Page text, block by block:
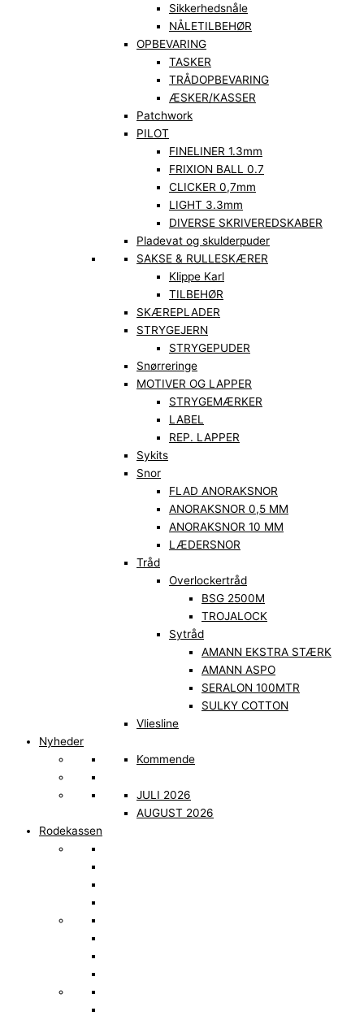
Sikkerhedsnåle
NÅLETILBEHØR
OPBEVARING
TASKER
TRÅDOPBEVARING
ÆSKER/KASSER
Patchwork
PILOT
FINELINER 1.3mm
FRIXION BALL 0.7
CLICKER 0,7mm
LIGHT 3.3mm
DIVERSE SKRIVEREDSKABER
Pladevat og skulderpuder
SAKSE & RULLESKÆRER
Klippe Karl
TILBEHØR
SKÆREPLADER
STRYGEJERN
STRYGEPUDER
Snørreringe
MOTIVER OG LAPPER
STRYGEMÆRKER
LABEL
REP. LAPPER
Sykits
Snor
FLAD ANORAKSNOR
ANORAKSNOR 0,5 MM
ANORAKSNOR 10 MM
LÆDERSNOR
Tråd
Overlockertråd
BSG 2500M
TROJALOCK
Sytråd
AMANN EKSTRA STÆRK
AMANN ASPO
SERALON 100MTR
SULKY COTTON
Vliesline
Nyheder
Kommende
JULI 2026
AUGUST 2026
Rodekassen